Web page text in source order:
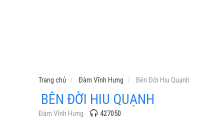
Trang chủ Đàm Vĩnh Hưng Bên Đời Hiu Quạnh
BÊN ĐỜI HIU QUẠNH
Đàm Vĩnh Hưng 427050